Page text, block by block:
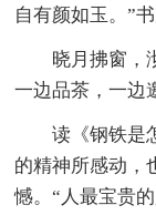
自有颜如玉。”
晓月拂窗，
一边品茶，一边
读《钢铁是
的精神所感动，
憾。“人最宝贵